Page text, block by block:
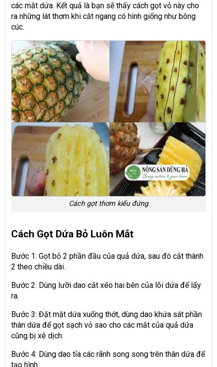
các mắt dứa. Kết quả là bạn sẽ thấy cách gọt vỏ này cho
ra những lát thơm khi cắt ngang có hình giống như bông
cúc.
Cách gọt thơm kiểu đứng
Cách Gọt Dứa Bỏ Luôn Mắt
Bước 1: Gọt bỏ 2 phần đầu của quả dứa, sau đó cắt thành
2 theo chiều dài.
Bước 2: Dùng lưỡi dao cắt xéo hai bên của lõi dứa để lấy
ra.
Bước 3: Đặt mặt dứa xuống thớt, dùng dao khứa sát phần
thân dứa để gọt sạch vỏ sao cho các mắt của quả dứa
cũng bị xê dịch.
Bước 4: Dùng dao tỉa các rãnh song song trên thân dứa để
tạo hình.